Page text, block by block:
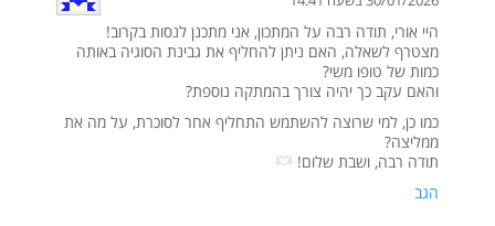
היי אורי, תודה רבה על המתכון, אני מתכנן לנסות בקרוב!
מצטרף לשאלה, האם ניתן להחליף את גבינת הסוגיה באותה
כמות של טופו משי?
והאם עקב כך יהיה צורך בהמתקה נוספת?
כמו כן, למי שרוצה להשתמש התחליף אחר לסוכרת, על מה את
ממליצה?
תודה רבה, ושבת שלום!
הגב